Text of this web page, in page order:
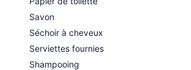
Savon
Séchoir à cheveux
Serviettes fournies
Shampooing